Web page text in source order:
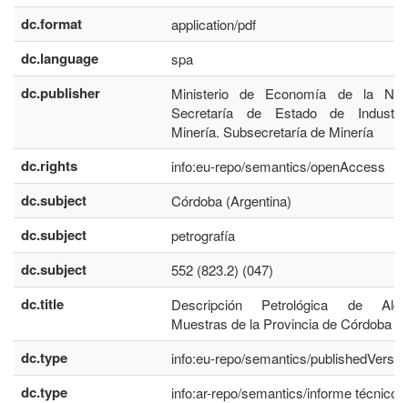
dc.format application/pdf
dc.language spa
dc.publisher
Ministerio de Economía de la
Secretaría de Estado de
Minería. Subsecretaría de Minería
dc.rights info:eu-repo/semantics/openAccess
dc.subject Córdoba (Argentina)
dc.subject petrografía
dc.subject 552 (823.2) (047)
dc.title
Descripción Petrológica de
Muestras de la Provincia de Córdoba
dc.type info:eu-repo/semantics/
dc.type info:ar-repo/semantics/informe técnico